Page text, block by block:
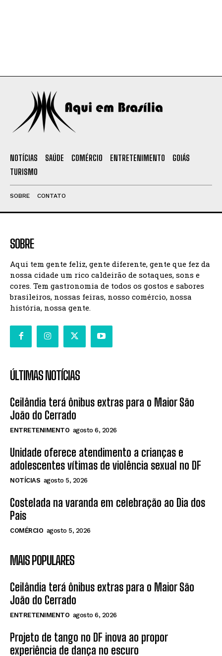
NOTÍCIAS SAÚDE COMÉRCIO ENTRETENIMENTO
GOIÁS
TURISMO
SOBRE CONTATO
SOBRE
Aqui tem gente feliz, gente diferente, gente que fez da
nossa cidade um rico caldeirão de sotaques, sons e
cores. Tem gastronomia de todos os gostos e sabores
brasileiros, nossas feiras, nosso comércio, nossa
história, nossa gente.
ÚLTIMAS NOTÍCIAS
Ceilândia terá ônibus extras para o Maior São
João do Cerrado
ENTRETENIMENTO agosto 6, 2026
Unidade oferece atendimento a crianças e
adolescentes vítimas de violência sexual no DF
NOTÍCIAS agosto 5, 2026
Costelada na varanda em celebração ao Dia dos
Pais
COMÉRCIO agosto 5, 2026
MAIS POPULARES
Ceilândia terá ônibus extras para o Maior São
João do Cerrado
ENTRETENIMENTO agosto 6, 2026
Projeto de tango no DF inova ao propor
experiência de dança no escuro